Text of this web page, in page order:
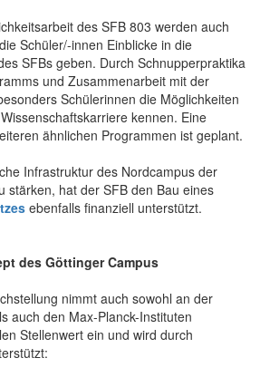
des SFB 803 werden auch
Schüler/-innen Einblicke in die
SFBs geben. Durch Schnupperpraktika
und Zusammenarbeit mit der
Schülerinnen die Möglichkeiten
kennen. Eine
ähnlichen Programmen ist geplant.
Infrastruktur des Nordcampus der
stärken, hat der SFB den Bau eines
ebenfalls finanziell unterstützt.
des Göttinger Campus
nimmt auch sowohl an der
auch den Max-Planck-Instituten
Stellenwert ein und wird durch